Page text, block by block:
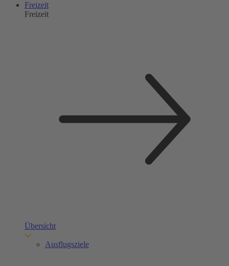
Freizeit
Freizeit
Übersicht
Ausflugsziele